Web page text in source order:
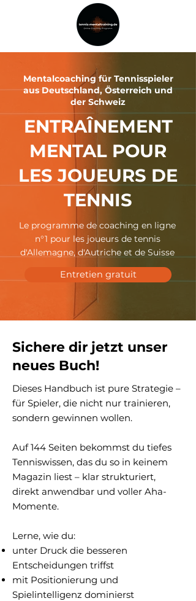
Mentalcoaching für Tennisspieler
aus Deutschland, Österreich und
der Schweiz
ENTRAÎNEMENT
MENTAL POUR
LES JOUEURS DE
TENNIS
Le programme de coaching en ligne
n°1 pour les joueurs de tennis
d'Allemagne, d'Autriche et de Suisse
Entretien gratuit
Sichere dir jetzt unser
neues Buch!
Dieses Handbuch ist pure Strategie –
für Spieler, die nicht nur trainieren,
sondern gewinnen wollen.
Auf 144 Seiten bekommst du tiefes
Tenniswissen, das du so in keinem
Magazin liest – klar strukturiert,
direkt anwendbar und voller Aha-
Momente.
Lerne, wie du:
unter Druck die besseren
Entscheidungen triffst
mit Positionierung und
Spielintelligenz dominierst